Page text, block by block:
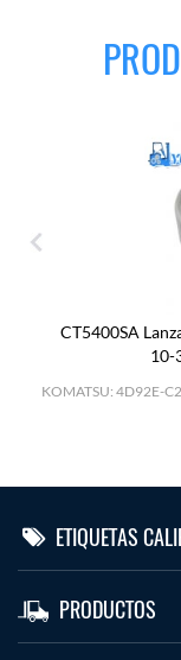
CT5400SA
10-
KOMATSU: 4D92E-
ETIQUETAS
PRODUCTOS